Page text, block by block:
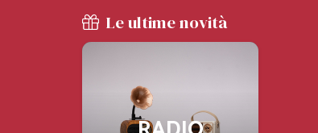
Le ultime novità